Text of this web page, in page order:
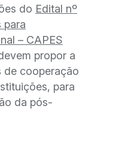
do Edital nº
para
– CAPES
propor a
de cooperação
para
da pós-